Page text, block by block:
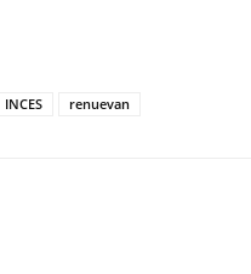
INCES renuevan